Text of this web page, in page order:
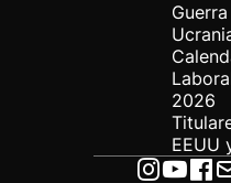
2026
EEUU